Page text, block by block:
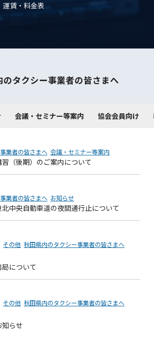
運賃・料金表
のタクシー事業者の皆さまへ
会議・セミナー等案内 協会会員向け
業者の皆さまへ 会議・セミナー等案内
（後期）のご案内について
業者の皆さまへ お知らせ
中央自動車道の夜間通行止について
その他 秋田県内のタクシー事業者の皆さまへ
について
その他 秋田県内のタクシー事業者の皆さまへ
らせ